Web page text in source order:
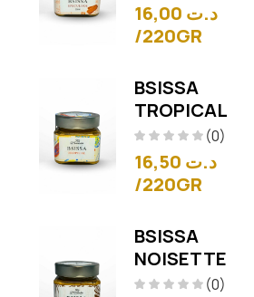
د.ت
/220GR
(0)
BSISSA
TROPICAL
د.ت
/220GR
(0)
BSISSA
NOISETTE